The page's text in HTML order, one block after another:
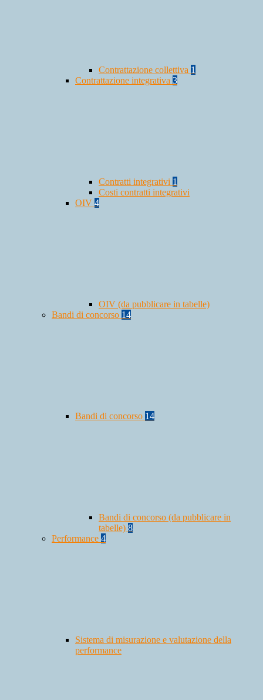
Contrattazione collettiva 1
Contrattazione integrativa 3
Contratti integrativi 1
Costi contratti integrativi
OIV 4
OIV (da pubblicare in tabelle)
Bandi di concorso 14
Bandi di concorso 14
Bandi di concorso (da pubblicare in
tabelle) 8
Performance 4
Sistema di misurazione e valutazione della
performance